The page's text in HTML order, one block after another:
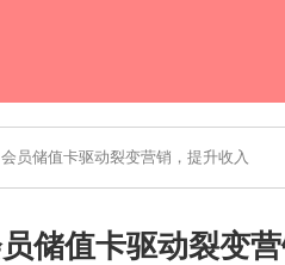
员储值卡驱动裂变营销，提升收入
储值卡驱动裂变